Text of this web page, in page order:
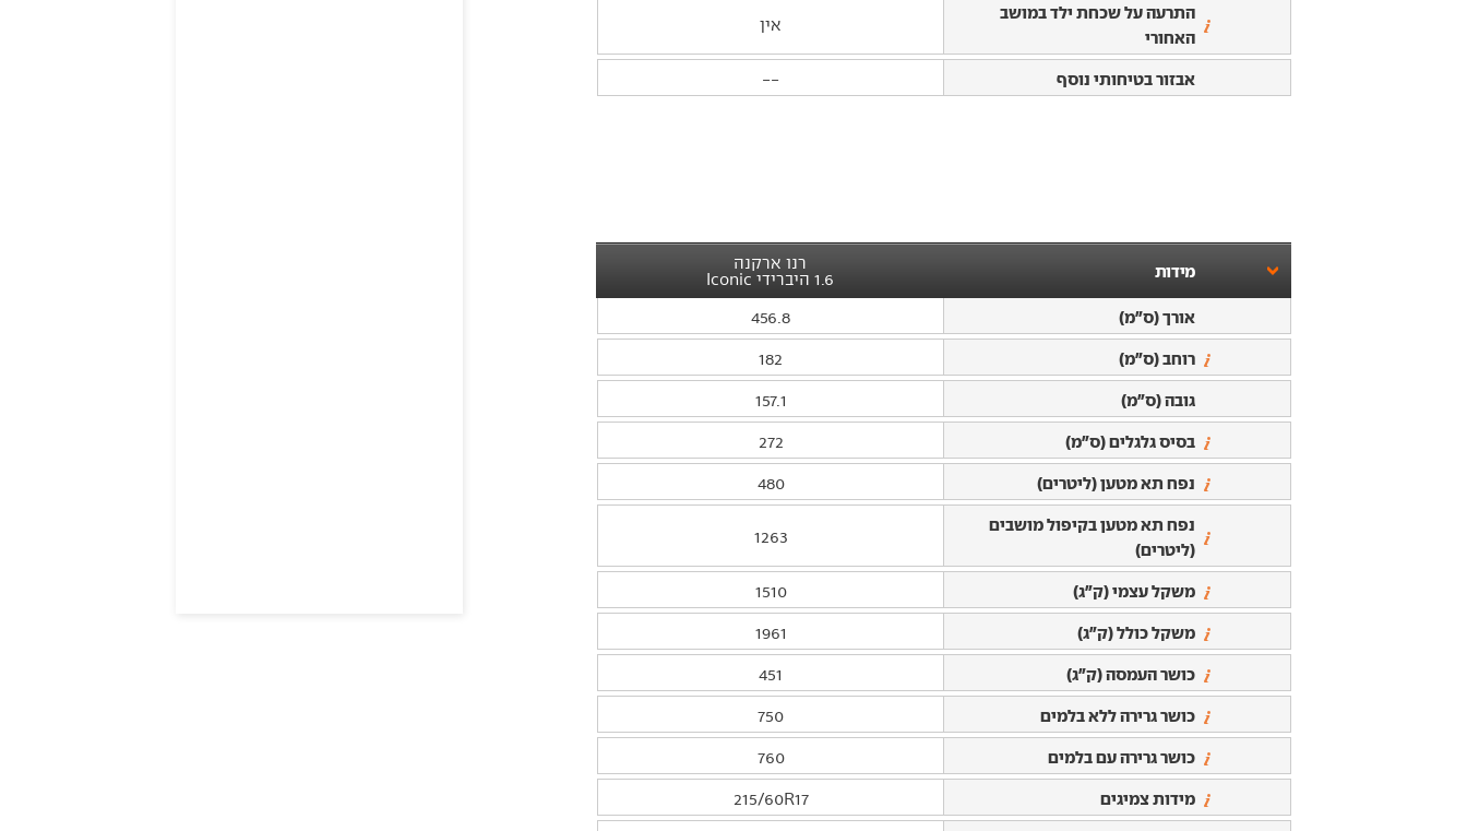
התרעה על שכחת ילד במושב
האחורי
אין
אבזור בטיחותי נוסף --
רנו ארקנה
1.6 היברידי Iconic מידות
אורך (ס"מ) 456.8
רוחב (ס"מ) 182
גובה (ס"מ) 157.1
בסיס גלגלים (ס"מ) 272
נפח תא מטען (ליטרים) 480
נפח תא מטען בקיפול מושבים
(ליטרים)
1263
משקל עצמי (ק"ג) 1510
משקל כולל (ק"ג) 1961
כושר העמסה (ק"ג) 451
כושר גרירה ללא בלמים 750
כושר גרירה עם בלמים 760
מידות צמיגים 215/60R17